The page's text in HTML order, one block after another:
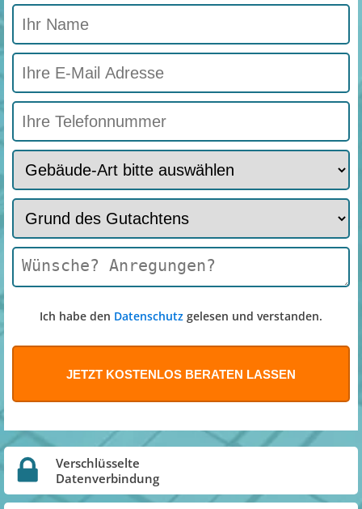
Ich habe den Datenschutz gelesen und verstanden.
Verschlüsselte
Datenverbindung